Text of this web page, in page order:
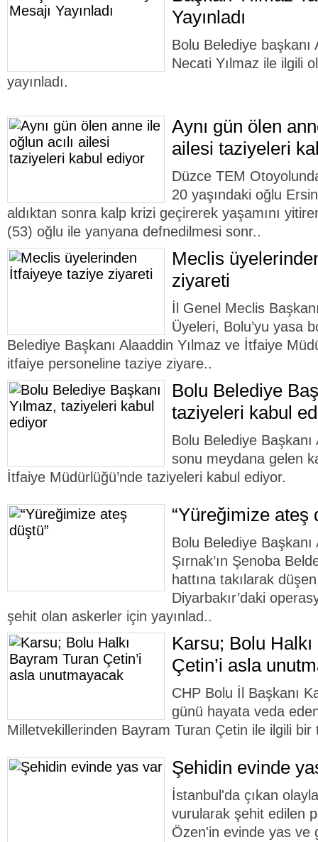
Yayınladı
Bolu Belediye başkanı
Necati Yılmaz ile ilgili
yayınladı.
Aynı gün ölen
ailesi taziyeleri
Düzce TEM
20 yaşındaki oğlu Ersin
aldıktan sonra kalp krizi geçirerek yaşamını
(53) oğlu ile yanyana defnedilmesi sonr..
Meclis
ziyareti
İl Genel Meclis
Üyeleri, Bolu’yu yasa
Belediye Başkanı Alaaddin Yılmaz ve İtfaiye
itfaiye personeline taziye ziyare..
Bolu Belediye
taziyeleri kabul
Bolu Belediye
sonu meydana gelen
İtfaiye Müdürlüğü’nde taziyeleri kabul ediyor.
“Yüreğimize ateş
Bolu Belediye Başkanı
Şırnak’ın Şenoba
hattına takılarak
Diyarbakır’daki
şehit olan askerler için yayınlad..
Karsu; Bolu
Çetin’i asla
CHP Bolu İl Başkanı
günü hayata veda
Milletvekillerinden Bayram Turan Çetin ile ilgili bir
Şehidin evinde
İstanbul'da çıkan
vurularak şehit edilen
Özen'in evinde yas ve